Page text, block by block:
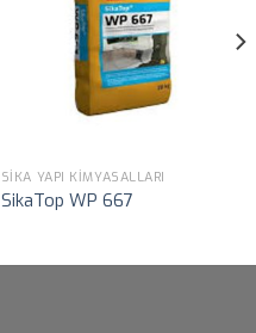
SIKA YAPI KIMYASALLARI
SikaTop WP 667